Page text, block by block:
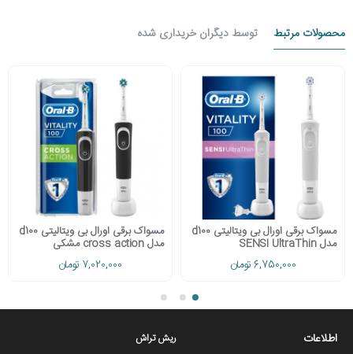
Pro 500
محصولات مرتبط توسط دیگران خریداری شده
مسواک برقی اورال بی ویتالیتی d100
مدل SENSI UltraThin
6,750,000 تومان
مسواک برقی اورال بی ویتالیتی d100
مدل cross action مشکی
7,020,000 تومان
اطلاعات ریش تراش